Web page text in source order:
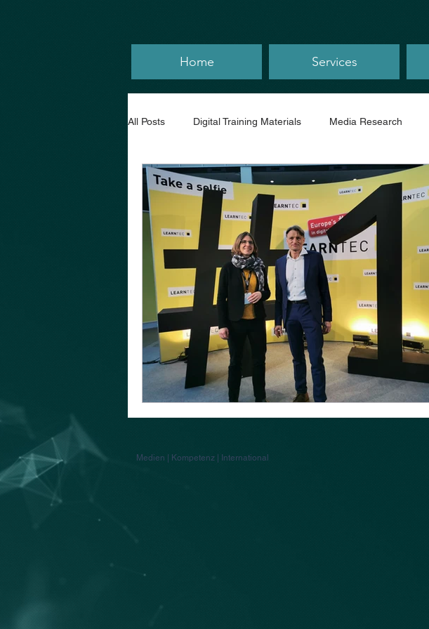
Home Services
All Posts Digital Training Materials Media Research
Medien | Kompetenz | International